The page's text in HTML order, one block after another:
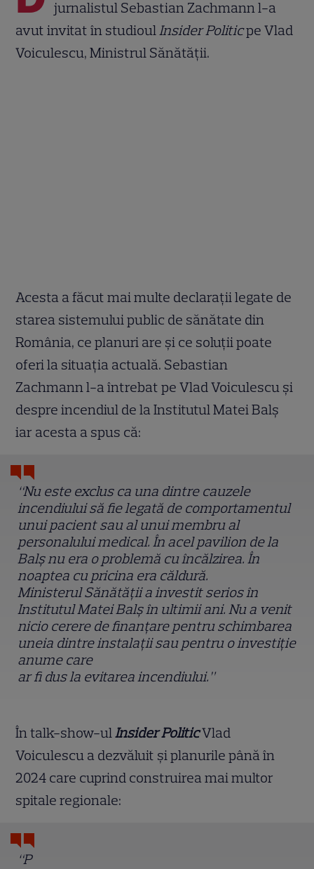
jurnalistul Sebastian Zachmann l-a
avut invitat în studioul Insider Politicpe Vlad
Voiculescu, Ministrul Sănătății.
Acesta a făcut mai multe declarații legate de
starea sistemului public de sănătate din
România, ce planuri are și ce soluții poate
oferi la situația actuală. Sebastian
Zachmann l-a întrebat pe Vlad Voiculescu și
despre incendiul de la Institutul Matei Balș
iar acesta a spus că:
“Nu este exclus ca una dintre cauzele
incendiului să fie legată de comportamentul
unui pacient sau al unui membru al
personalului medical. În acel pavilion de la
Balș nu era o problemă cu încălzirea. În
noaptea cu pricina era căldură.
Ministerul Sănătății a investit serios în
Institutul Matei Balș în ultimii ani. Nu a venit
nicio cerere de finanțare pentru schimbarea
uneia dintre instalații sau pentru o investiție
anume care
ar fi dus la evitarea incendiului.”
În talk-show-ulInsider PoliticVlad
Voiculescu a dezvăluit și planurile până în
2024 care cuprind construirea mai multor
spitale regionale:
“P